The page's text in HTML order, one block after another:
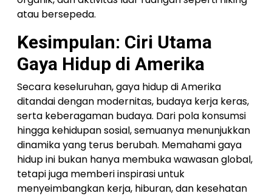
atau bersepeda.
Kesimpulan: Ciri Utama
Gaya Hidup di Amerika
Secara keseluruhan, gaya hidup di Amerika
ditandai dengan modernitas, budaya kerja keras,
serta keberagaman budaya. Dari pola konsumsi
hingga kehidupan sosial, semuanya menunjukkan
dinamika yang terus berubah. Memahami gaya
hidup ini bukan hanya membuka wawasan global,
tetapi juga memberi inspirasi untuk
menyeimbangkan kerja, hiburan, dan kesehatan